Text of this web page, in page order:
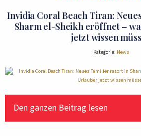
Invidia Coral Beach Tiran:
Sharm el-Sheikh eröffnet –
jetzt wissen
Kategorie: News
Den ganzen Beitrag lesen